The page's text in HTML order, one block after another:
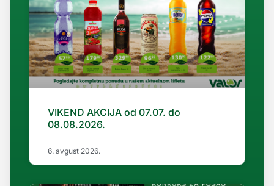
VIKEND AKCIJA od 07.07. do
08.08.2026.
6. avgust 2026.